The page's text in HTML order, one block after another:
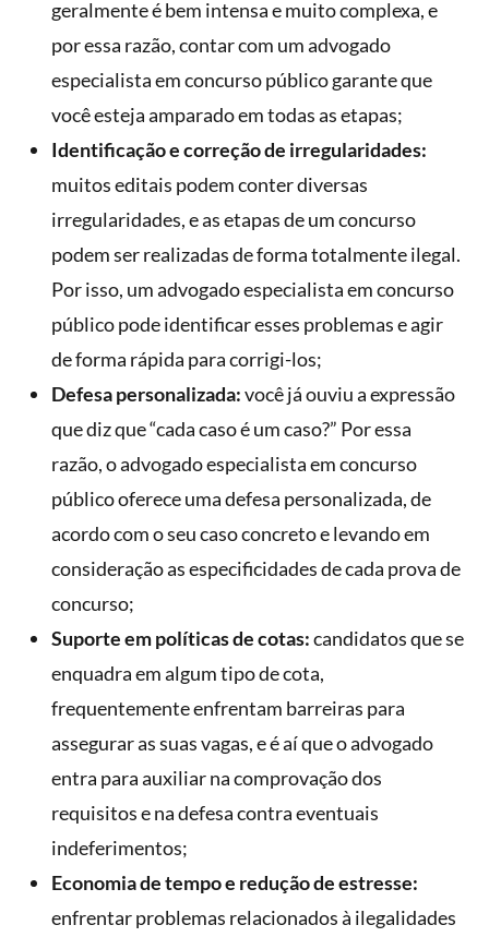
geralmente é bem intensa e muito complexa, e
por essa razão, contar com um advogado
especialista em concurso público garante que
você esteja amparado em todas as etapas;
Identificação e correção de irregularidades:
muitos editais podem conter diversas
irregularidades, e as etapas de um concurso
podem ser realizadas de forma totalmente ilegal.
Por isso, um advogado especialista em concurso
público pode identificar esses problemas e agir
de forma rápida para corrigi-los;
Defesa personalizada:você já ouviu a expressão
que diz que “cada caso é um caso?” Por essa
razão, o advogado especialista em concurso
público oferece uma defesa personalizada, de
acordo com o seu caso concreto e levando em
consideração as especificidades de cada prova de
concurso;
Suporte em políticas de cotas:candidatos que se
enquadra em algum tipo de cota,
frequentemente enfrentam barreiras para
assegurar as suas vagas, e é aí que o advogado
entra para auxiliar na comprovação dos
requisitos e na defesa contra eventuais
indeferimentos;
Economia de tempo e redução de estresse:
enfrentar problemas relacionados à ilegalidades